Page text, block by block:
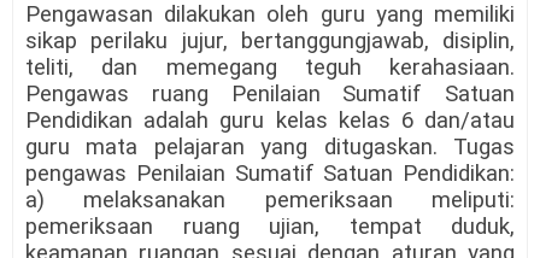
Pengawasan dilakukan oleh guru yang memiliki
sikap perilaku jujur, bertanggungjawab, disiplin,
teliti, dan memegang teguh kerahasiaan.
Pengawas ruang Penilaian Sumatif Satuan
Pendidikan adalah guru kelas kelas 6 dan/atau
guru mata pelajaran yang ditugaskan. Tugas
pengawas Penilaian Sumatif Satuan Pendidikan:
a) melaksanakan pemeriksaan meliputi:
pemeriksaan ruang ujian, tempat duduk,